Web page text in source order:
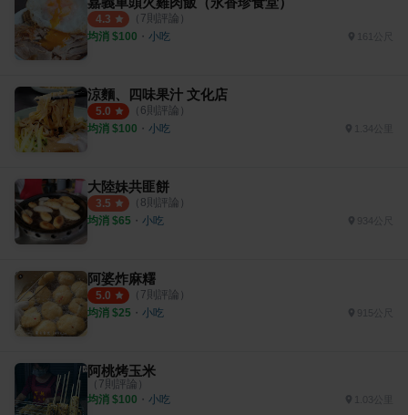
4.3 （ 7則評論）
均消 $100 ・ 小吃
涼麵、四味果汁 文化店
5.0 （ 6則評論）
均消 $100 ・ 小吃 1.34公里
大陸妹共匪餅
3.5 （ 8則評論）
均消 $65 ・ 小吃 934公尺
阿婆炸麻糬
5.0 （ 7則評論）
均消 $25 ・ 小吃 915公尺
阿桃烤玉米
（ 7則評論）
均消 $100 ・ 小吃